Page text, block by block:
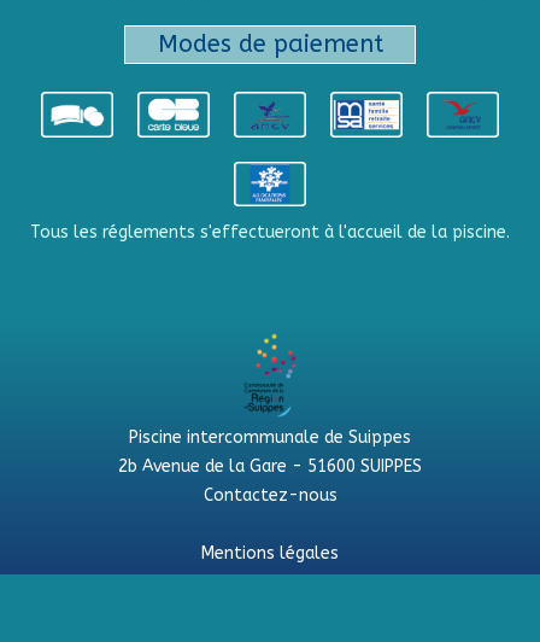
Modes de paiement
Tous les réglements s'effectueront à l'accueil de la piscine.
Piscine intercommunale de Suippes
2b Avenue de la Gare - 51600 SUIPPES
Contactez-nous
Mentions légales